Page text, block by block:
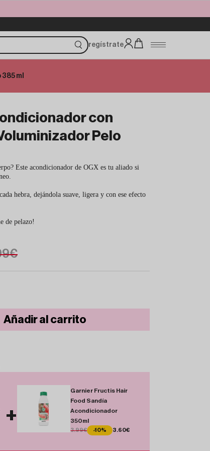
regístrate
ml
con
Pelo
Este acondicionador de OGX es tu aliado si
hebra, dejándola suave, ligera y con ese efecto
de pelazo!
Añadir al carrito
+
Garnier Fructis Hair
Food Sandía
Acondicionador
350ml
3.99€ -10% 3.60€